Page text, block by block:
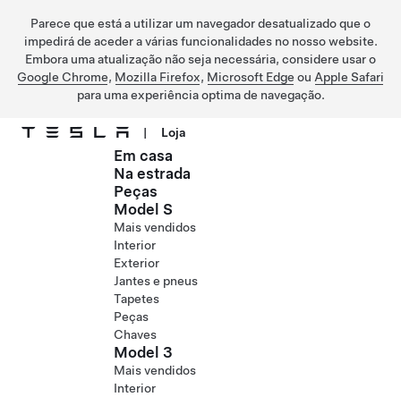
Parece que está a utilizar um navegador desatualizado que o
impedirá de aceder a várias funcionalidades no nosso website.
Embora uma atualização não seja necessária, considere usar o
Google Chrome, Mozilla Firefox, Microsoft Edge ou Apple Safari
para uma experiência optima de navegação.
Ir para o conteúdo principal
| Loja
Em casa
Na estrada
Peças
Model S
Mais vendidos
Interior
Exterior
Jantes e pneus
Tapetes
Peças
Chaves
Model 3
Mais vendidos
Interior